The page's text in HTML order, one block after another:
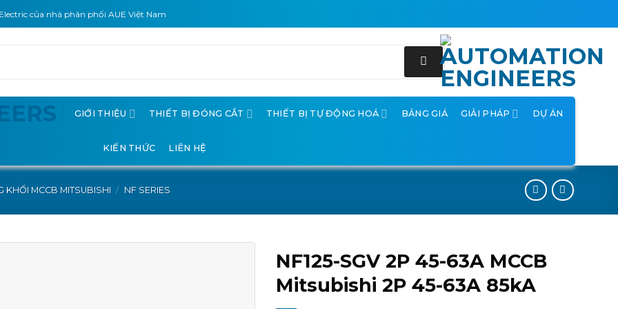
của nhà phân phối AUE Việt Nam
GIỚI THIỆU THIẾT BỊ ĐÓNG CẮT THIẾT BỊ TỰ ĐỘNG HOÁ BẢNG GIÁ GIẢI PHÁP DỰ ÁN
KIẾN THỨC LIÊN HỆ
KHỐI MCCB MITSUBISHI / NF SERIES
NF125-SGV 2P 45-63A MCCB
Mitsubishi 2P 45-63A 85kA